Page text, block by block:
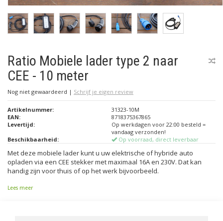
Ratio Mobiele lader type 2 naar
CEE - 10 meter
Nog niet gewaardeerd | Schrijf je eigen review
Artikelnummer:
31323-10M
EAN:
8718375367865
Levertijd:
Op werkdagen voor 22:00 besteld =
vandaag verzonden!
Beschikbaarheid:
Op voorraad, direct leverbaar
Met deze mobiele lader kunt u uw elektrische of hybride auto
opladen via een CEE stekker met maximaal 16A en 230V. Dat kan
handig zijn voor thuis of op het werk bijvoorbeeld.
Lees meer